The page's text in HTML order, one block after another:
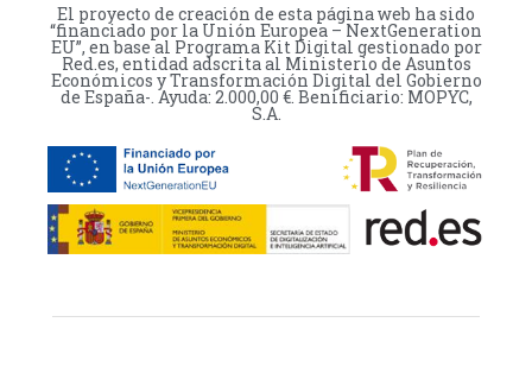
El proyecto de creación de esta página web ha sido
“financiado por la Unión Europea – NextGeneration
EU”, en base al Programa Kit Digital gestionado por
Red.es, entidad adscrita al Ministerio de Asuntos
Económicos y Transformación Digital del Gobierno
de España-. Ayuda: 2.000,00 €. Benificiario: MOPYC,
S.A.